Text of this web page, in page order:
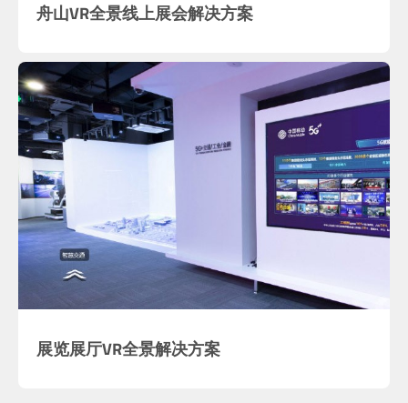
舟山VR全景线上展会解决方案
展览展厅VR全景解决方案